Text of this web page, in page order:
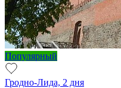
Популярный
Гродно-Лида, 2 дня